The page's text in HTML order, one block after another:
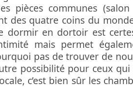
pièces communes
des quatre coins du
dormir en dortoir est
mais permet
pas de trouver de
possibilité pour ceux qui
c’est bien sûr les